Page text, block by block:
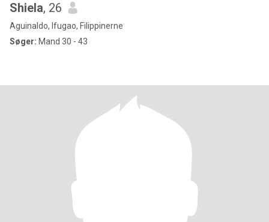
Shiela, 26
Aguinaldo, Ifugao, Filippinerne
Søger: Mand 30 - 43